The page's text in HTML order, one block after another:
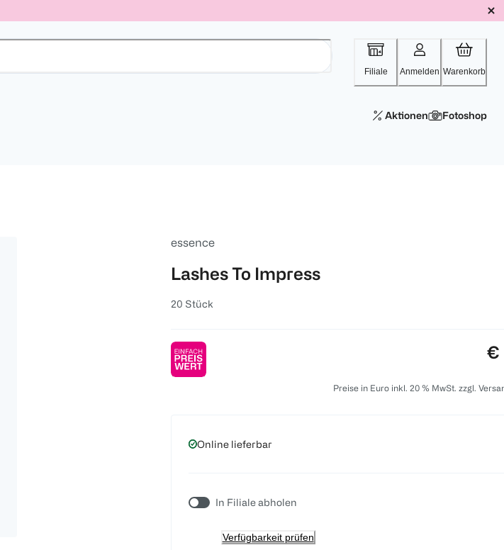
Filiale Anmelden Warenkorb
Aktionen Fotoshop
essence
Lashes To Impress
20 Stück
€
Preise in Euro inkl. 20 % MwSt. zzgl.
Online lieferbar
In Filiale abholen
Verfügbarkeit prüfen